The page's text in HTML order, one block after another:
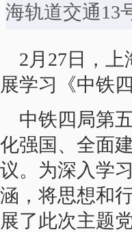
海轨道交通
2月27日，
展学习《中铁
中铁四局第
化强国、全面
议。为深入学
涵，将思想和
展了此次主题